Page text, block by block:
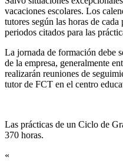
vacaciones escolares. Los
tutores según las horas de
periodos citados para las
La jornada de formación debe
de la empresa, generalmente
realizarán reuniones de
tutor de FCT en el centro
Las prácticas de un Ciclo de
370 horas.
«